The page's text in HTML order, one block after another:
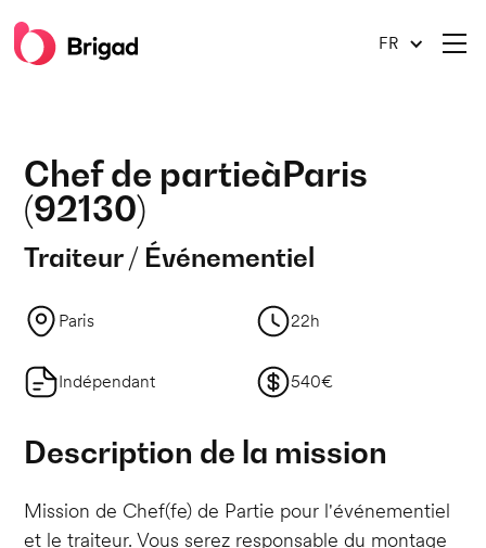
FR
Chef de partieàParis
(92130)
Traiteur / Événementiel
Paris 22h
Indépendant 540€
Description de la mission
Mission de Chef(fe) de Partie pour l'événementiel
et le traiteur. Vous serez responsable du montage